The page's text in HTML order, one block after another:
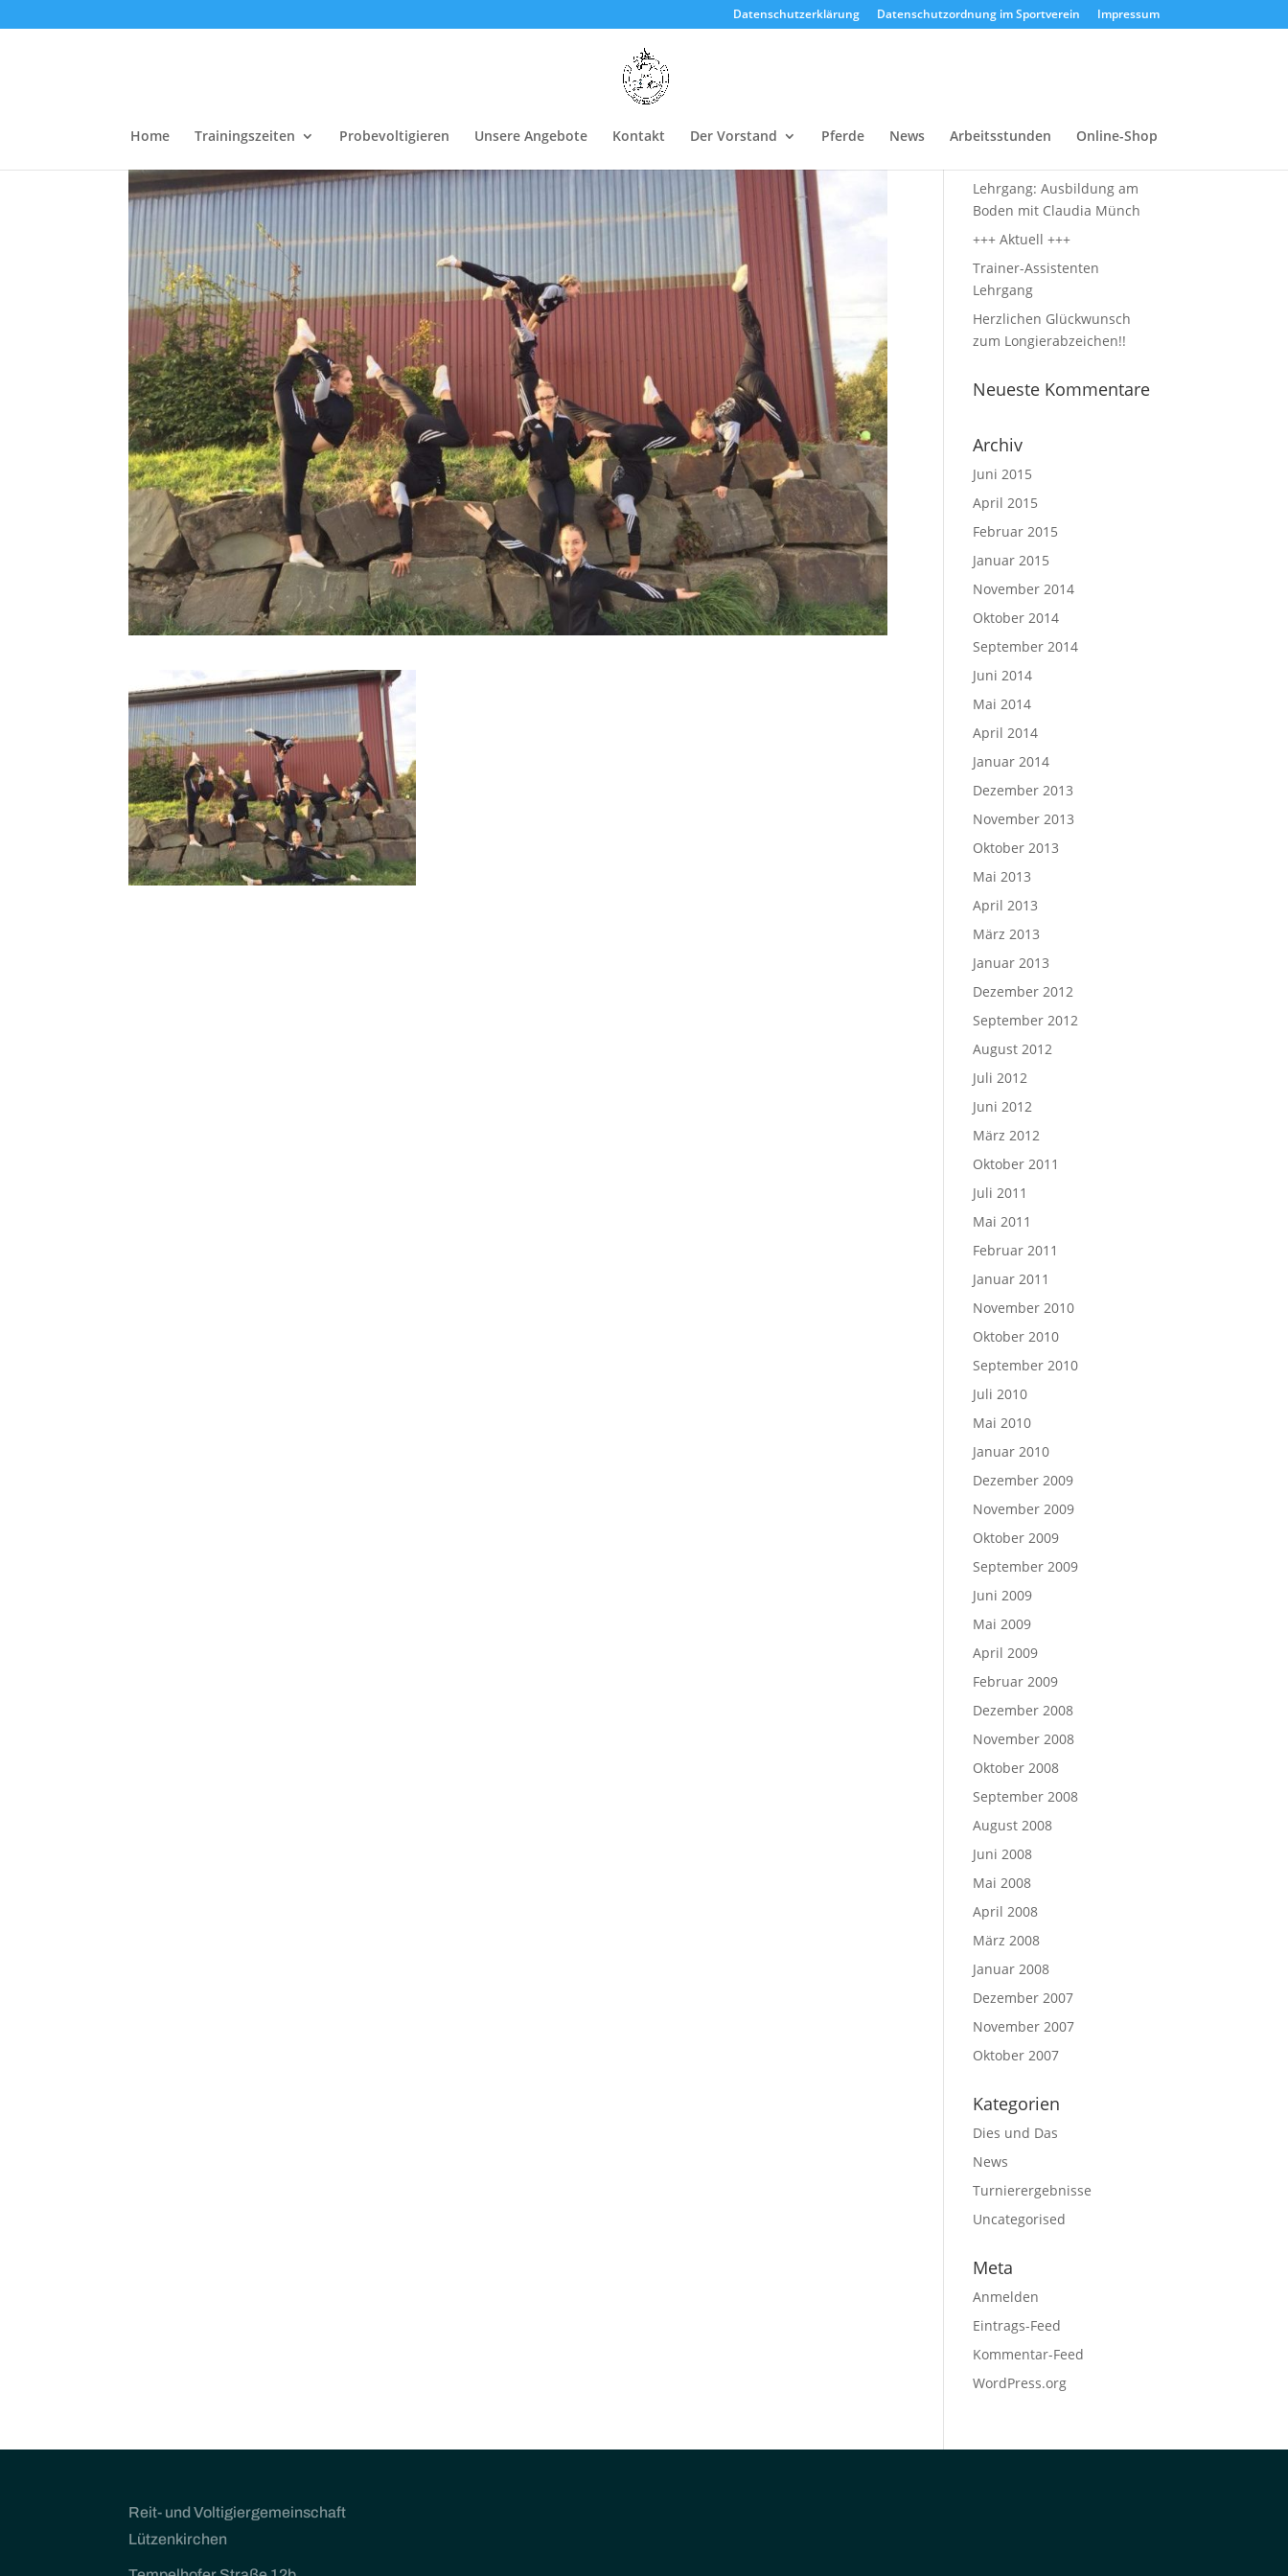
Datenschutzerklärung Datenschutzordnung im Sportverein Impressum
Home Trainingszeiten Probevoltigieren Unsere Angebote Kontakt Der Vorstand Pferde News Arbeitsstunden Online-Shop
Neueste Beiträge
Lehrgang: Ausbildung am
Boden mit Claudia Münch
+++ Aktuell +++
Trainer-Assistenten
Lehrgang
Herzlichen Glückwunsch
zum Longierabzeichen!!
Neueste Kommentare
Archiv
Juni 2015
April 2015
Februar 2015
Januar 2015
November 2014
Oktober 2014
September 2014
Juni 2014
Mai 2014
April 2014
Januar 2014
Dezember 2013
November 2013
Oktober 2013
Mai 2013
April 2013
März 2013
Januar 2013
Dezember 2012
September 2012
August 2012
Juli 2012
Juni 2012
März 2012
Oktober 2011
Juli 2011
Mai 2011
Februar 2011
Januar 2011
November 2010
Oktober 2010
September 2010
Juli 2010
Mai 2010
Januar 2010
Dezember 2009
November 2009
Oktober 2009
September 2009
Juni 2009
Mai 2009
April 2009
Februar 2009
Dezember 2008
November 2008
Oktober 2008
September 2008
August 2008
Juni 2008
Mai 2008
April 2008
März 2008
Januar 2008
Dezember 2007
November 2007
Oktober 2007
Kategorien
Dies und Das
News
Turnierergebnisse
Uncategorised
Meta
Anmelden
Eintrags-Feed
Kommentar-Feed
WordPress.org
Reit- und Voltigiergemeinschaft
Lützenkirchen